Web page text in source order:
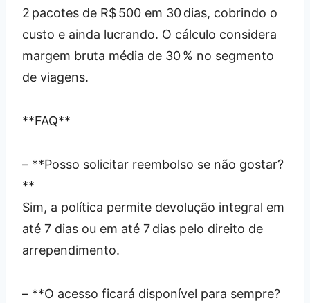
2 pacotes de R$ 500 em 30 dias, cobrindo o
custo e ainda lucrando. O cálculo considera
margem bruta média de 30 % no segmento
de viagens.
**FAQ**
– **Posso solicitar reembolso se não gostar?
**
Sim, a política permite devolução integral em
até 7 dias ou em até 7 dias pelo direito de
arrependimento.
– **O acesso ficará disponível para sempre?